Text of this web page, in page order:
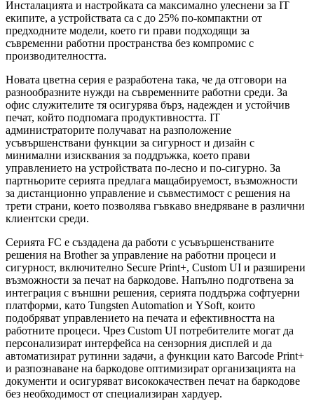
Инсталацията и настройката са максимално улеснени за IT
екипите, а устройствата са с до 25% по-компактни от
предходните модели, което ги прави подходящи за
съвременни работни пространства без компромис с
производителността.
Новата цветна серия е разработена така, че да отговори на
разнообразните нужди на съвременните работни среди. За
офис служителите тя осигурява бърз, надежден и устойчив
печат, който подпомага продуктивността. IT
администраторите получават на разположение
усъвършенствани функции за сигурност и дизайн с
минимални изисквания за поддръжка, което прави
управлението на устройствата по-лесно и по-сигурно. За
партньорите серията предлага мащабируемост, възможности
за дистанционно управление и съвместимост с решения на
трети страни, което позволява гъвкаво внедряване в различни
клиентски среди.
Серията FC е създадена да работи с усъвършенстваните
решения на Brother за управление на работни процеси и
сигурност, включително Secure Print+, Custom UI и разширени
възможности за печат на баркодове. Напълно подготвена за
интеграция с външни решения, серията поддържа софтуерни
платформи, като Tungsten Automation и YSoft, които
подобряват управлението на печата и ефективността на
работните процеси. Чрез Custom UI потребителите могат да
персонализират интерфейса на сензорния дисплей и да
автоматизират рутинни задачи, а функции като Barcode Print+
и разпознаване на баркодове оптимизират организацията на
документи и осигуряват висококачествен печат на баркодове
без необходимост от специализиран хардуер.